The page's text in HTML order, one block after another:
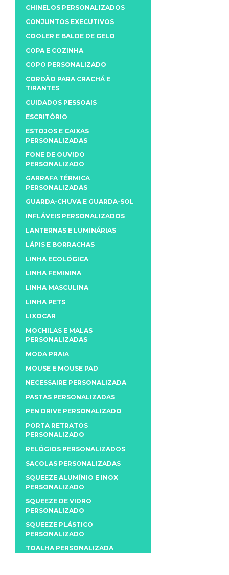
CHINELOS PERSONALIZADOS
CONJUNTOS EXECUTIVOS
COOLER E BALDE DE GELO
COPA E COZINHA
COPO PERSONALIZADO
CORDÃO PARA CRACHÁ E
TIRANTES
CUIDADOS PESSOAIS
ESCRITÓRIO
ESTOJOS E CAIXAS
PERSONALIZADAS
FONE DE OUVIDO
PERSONALIZADO
GARRAFA TÉRMICA
PERSONALIZADAS
GUARDA-CHUVA E GUARDA-SOL
INFLÁVEIS PERSONALIZADOS
LANTERNAS E LUMINÁRIAS
LÁPIS E BORRACHAS
LINHA ECOLÓGICA
LINHA FEMININA
LINHA MASCULINA
LINHA PETS
LIXOCAR
MOCHILAS E MALAS
PERSONALIZADAS
MODA PRAIA
MOUSE E MOUSE PAD
NECESSAIRE PERSONALIZADA
PASTAS PERSONALIZADAS
PEN DRIVE PERSONALIZADO
PORTA RETRATOS
PERSONALIZADO
RELÓGIOS PERSONALIZADOS
SACOLAS PERSONALIZADAS
SQUEEZE ALUMÍNIO E INOX
PERSONALIZADO
SQUEEZE DE VIDRO
PERSONALIZADO
SQUEEZE PLÁSTICO
PERSONALIZADO
TOALHA PERSONALIZADA